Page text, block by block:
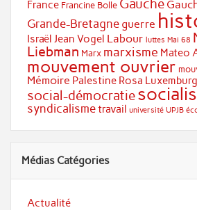
France Francine Bolle Gauche
Grande-Bretagne guerre
Israël Jean Vogel Labour luttes Mai 68
Liebman Marx marxisme Mateo
mouvement ouvrier
Mémoire Palestine Rosa Luxemburg
social-démocratie
syndicalismetravail université UPJB
Médias Catégories
Actualité